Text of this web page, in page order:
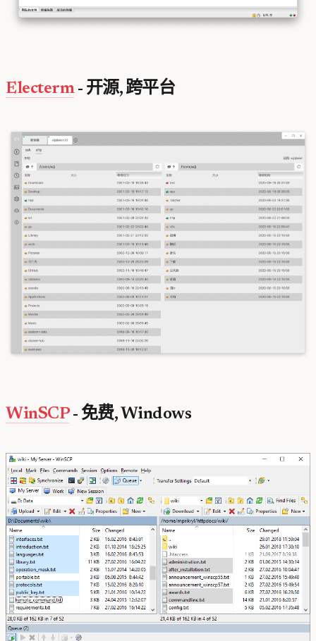
Electerm- 开源, 跨平台
WinSCP- 免费, Windows